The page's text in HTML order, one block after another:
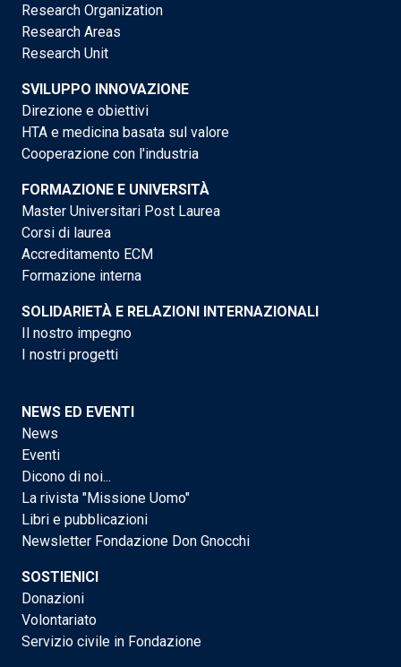
Research Organization
Research Areas
Research Unit
SVILUPPO INNOVAZIONE
Direzione e obiettivi
HTA e medicina basata sul valore
Cooperazione con l'industria
FORMAZIONE E UNIVERSITÀ
Master Universitari Post Laurea
Corsi di laurea
Accreditamento ECM
Formazione interna
SOLIDARIETÀ E RELAZIONI INTERNAZIONALI
Il nostro impegno
I nostri progetti
NEWS ED EVENTI
News
Eventi
Dicono di noi...
La rivista "Missione Uomo"
Libri e pubblicazioni
Newsletter Fondazione Don Gnocchi
SOSTIENICI
Donazioni
Volontariato
Servizio civile in Fondazione